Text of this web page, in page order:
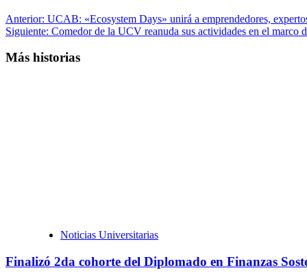
Anterior: UCAB: «Ecosystem Days» unirá a emprendedores,
Siguiente: Comedor de la UCV reanuda sus actividades en el marco
Más historias
Noticias Universitarias
Finalizó 2da cohorte del Diplomado en Finanzas